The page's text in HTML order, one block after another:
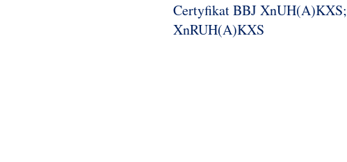
Certyfikat BBJ XnUH(A)KXS;
XnRUH(A)KXS